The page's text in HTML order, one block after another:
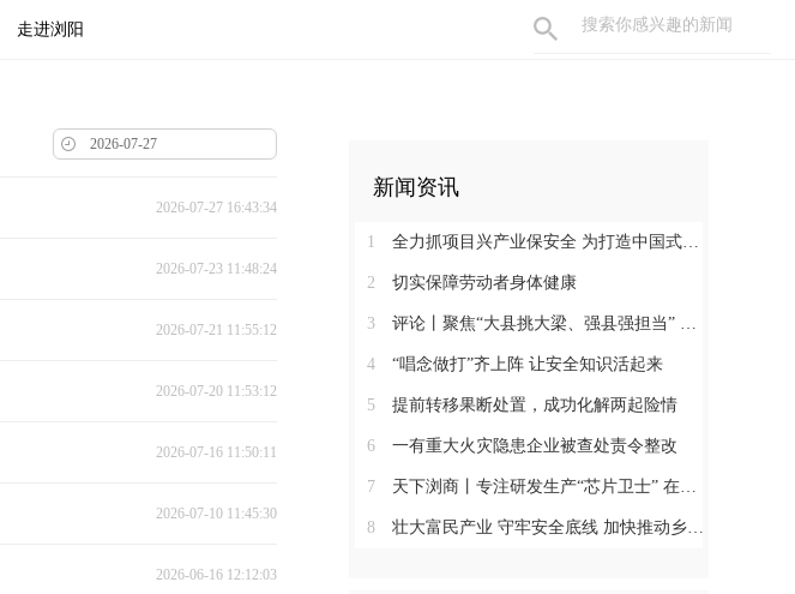
走进浏阳
2026-07-27 16:43:34
2026-07-23 11:48:24
2026-07-21 11:55:12
2026-07-20 11:53:12
2026-07-16 11:50:11
2026-07-10 11:45:30
2026-06-16 12:12:03
新闻资讯
1 全力抓项目兴产业保安全 为打造中国式现代化县域示范作出更大贡献
2 切实保障劳动者身体健康
3 评论丨聚焦“大县挑大梁、强县强担当” 保持定力真抓实干奋发作为
4 “唱念做打”齐上阵 让安全知识活起来
5 提前转移果断处置，成功化解两起险情
6 一有重大火灾隐患企业被查处责令整改
7 天下浏商丨专注研发生产“芯片卫士” 在半导体红海中搏出“隐形冠军”
8 壮大富民产业 守牢安全底线 加快推动乡村全面振兴